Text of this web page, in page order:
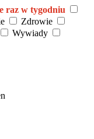
raz w tygodniu
Zdrowie
Wywiady